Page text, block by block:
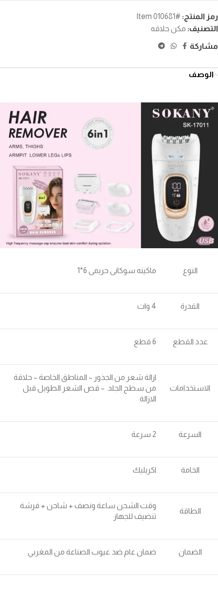
رمز المنتج: #Item 010681
التصنيف: مكن حلاقه
مشاركة
الوصف
النوع ماكينه سوكانى حريمى 6*1
القدرة 4 وات
عدد القطع 6 قطع
الاستخدامات
ازالة شعر من الجذور – المناطق الخاصة – حلاقة
من سطح الجلد – قص الشعر الطويل قبل
الازالة
السرعة 2 سرعة
الخامة اكريليك
الطاقة
وقت الشحن ساعة ونصف + شاحن + فرشة
تنضيف للجهاز
الضمان ضمان عام ضد عيوب الصناعة من المغربي